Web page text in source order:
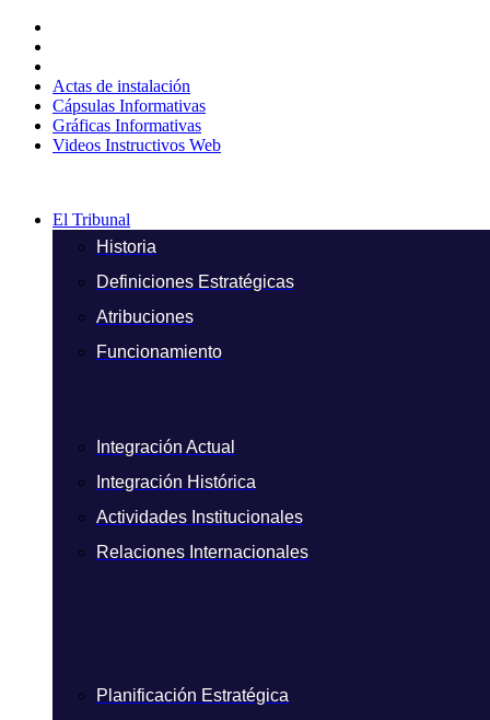
contenido
Actas de instalación
Cápsulas Informativas
Gráficas Informativas
Videos Instructivos Web
El Tribunal
Historia
Definiciones Estratégicas
Atribuciones
Funcionamiento
Integración Actual
Integración Histórica
Actividades Institucionales
Relaciones Internacionales
Planificación Estratégica